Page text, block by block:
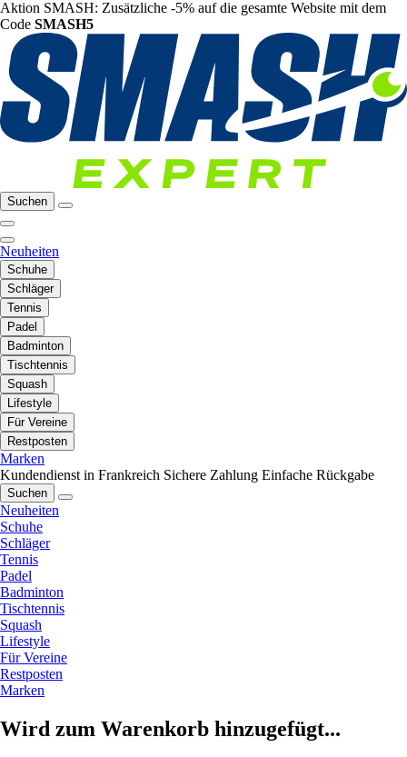
Aktion SMASH: Zusätzliche -5% auf die gesamte Website mit dem
Code SMASH5
Suchen
Neuheiten
Schuhe
Schläger
Tennis
Padel
Badminton
Tischtennis
Squash
Lifestyle
Für Vereine
Restposten
Marken
Kundendienst in Frankreich Sichere Zahlung Einfache Rückgabe
Suchen
Neuheiten
Schuhe
Schläger
Tennis
Padel
Badminton
Tischtennis
Squash
Lifestyle
Für Vereine
Restposten
Marken
Wird zum Warenkorb hinzugefügt...